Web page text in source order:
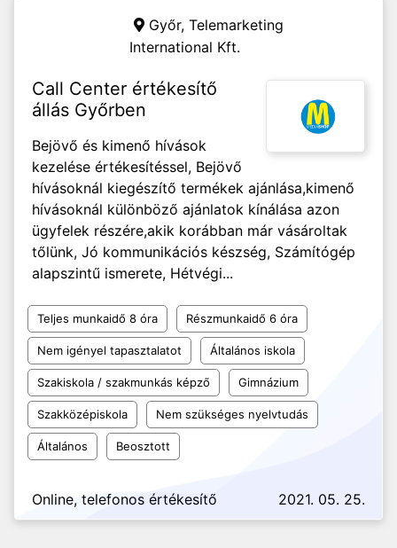
Győr, Telemarketing
International Kft.
Call Center értékesítő
állás Győrben
Bejövő és kimenő hívások
kezelése értékesítéssel, Bejövő
hívásoknál kiegészítő termékek ajánlása,kimenő
hívásoknál különböző ajánlatok kínálása azon
ügyfelek részére,akik korábban már vásároltak
tőlünk, Jó kommunikációs készség, Számítógép
alapszintű ismerete, Hétvégi...
Teljes munkaidő 8 óra Részmunkaidő 6 óra
Nem igényel tapasztalatot Általános iskola
Szakiskola / szakmunkás képző Gimnázium
Szakközépiskola Nem szükséges nyelvtudás
Általános Beosztott
Online, telefonos értékesítő 2021. 05. 25.